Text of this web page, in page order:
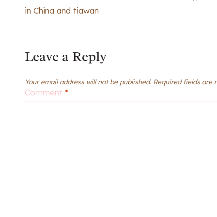
navigation
in China and tiawan
Leave a Reply
Your email address will not be published. Required fields are
Comment *